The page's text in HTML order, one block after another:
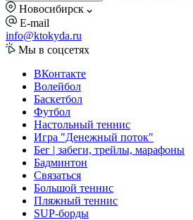
Новосибирск
E-mail
info@ktokyda.ru
Мы в соцсетях
ВКонтакте
Волейбол
Баскетбол
Футбол
Настольный теннис
Игра "Денежный поток"
Бег | забеги, трейлы, марафоны
Бадминтон
Связаться
Большой теннис
Пляжный теннис
SUP-борды